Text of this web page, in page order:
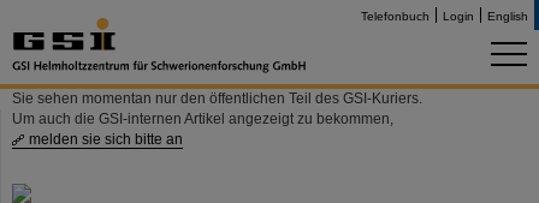
Telefonbuch Login English
Sie sehen momentan nur den öffentlichen Teil des GSI-Kuriers.
Um auch die GSI-internen Artikel angezeigt zu bekommen,
melden sie sich bitte an